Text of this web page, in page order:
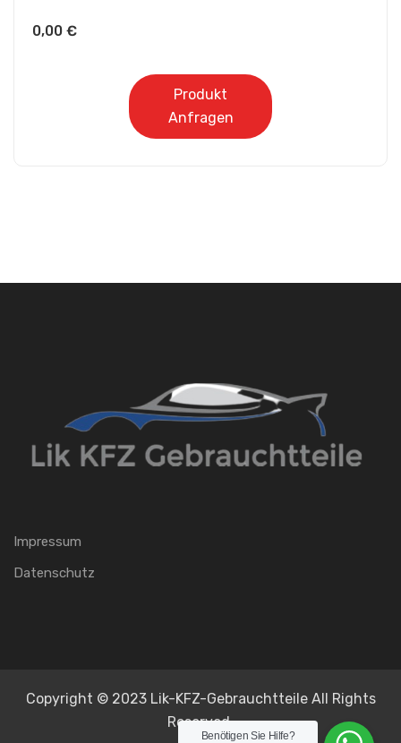
0,00 €
Produkt
Anfragen
Impressum
Datenschutz
Copyright © 2023 Lik-KFZ-Gebrauchtteile All Rights
Reserved.
Benötigen Sie Hilfe?